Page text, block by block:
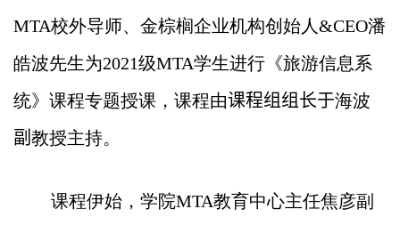
MTA校外导师、 金棕榈企业机构创始人&CEO潘
皓波先生为2021级MTA学生进行《旅游信息系
统》课程专题授课，课程由课程组组长于海波
副 教授主持。
课程伊始，学院MTA教育中心主任焦彦副